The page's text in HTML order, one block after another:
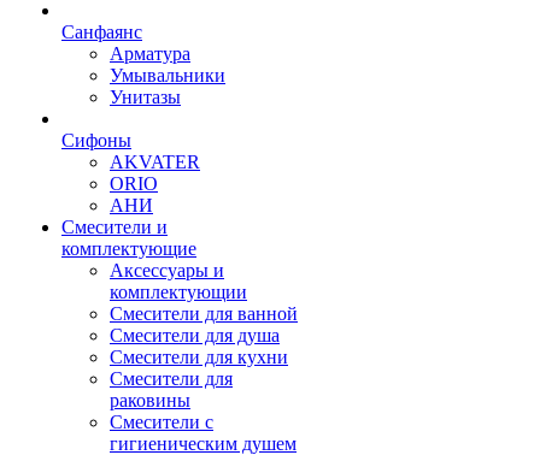
Санфаянс
Арматура
Умывальники
Унитазы
Сифоны
AKVATER
ORIO
АНИ
Смесители и
комплектующие
Аксессуары и
комплектующии
Смесители для ванной
Смесители для душа
Смесители для кухни
Смесители для
раковины
Смесители с
гигиеническим душем